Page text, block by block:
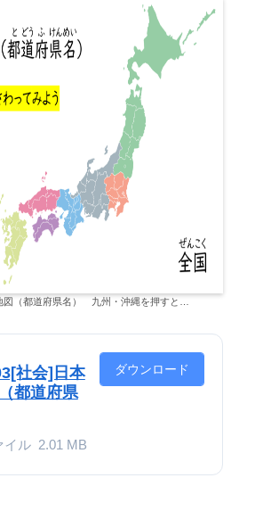
図（都道府県名） 九州・沖縄を押すと…
社会]日本
都道府県
イル 2.01 MB
ダウンロード